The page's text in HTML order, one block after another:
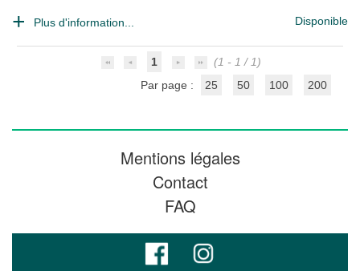
Plus d'information... Disponible
1
(1 - 1 / 1)
Par page :
25 50 100 200
Mentions légales
Contact
FAQ